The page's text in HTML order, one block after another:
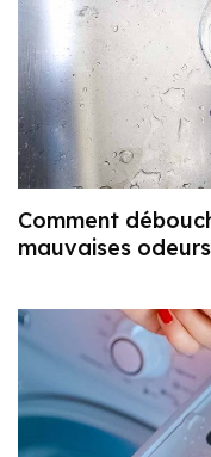
Comment
mauvaises